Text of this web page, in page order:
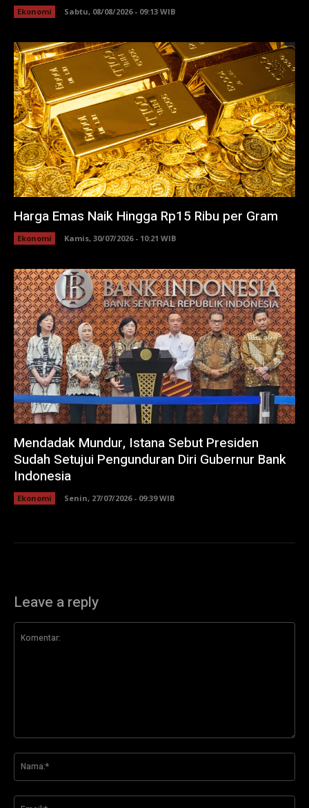
Ekonomi Sabtu, 08/08/2026 - 09:13 WIB
Harga Emas Naik Hingga Rp15 Ribu per Gram
Ekonomi Kamis, 30/07/2026 - 10:21 WIB
Mendadak Mundur, Istana Sebut Presiden
Sudah Setujui Pengunduran Diri Gubernur Bank
Indonesia
Ekonomi Senin, 27/07/2026 - 09:39 WIB
Leave a reply